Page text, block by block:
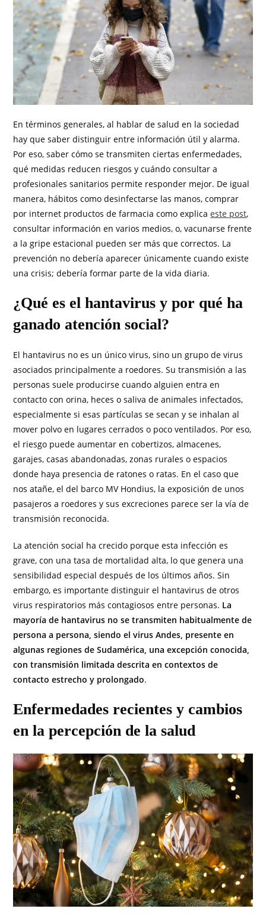
En términos generales, al hablar de salud en la sociedad
hay que saber distinguir entre información útil y alarma.
Por eso, saber cómo se transmiten ciertas enfermedades,
qué medidas reducen riesgos y cuándo consultar a
profesionales sanitarios permite responder mejor. De igual
manera, hábitos como desinfectarse las manos, comprar
por internet productos de farmacia como explicaeste post,
consultar información en varios medios, o, vacunarse frente
a la gripe estacional pueden ser más que correctos. La
prevención no debería aparecer únicamente cuando existe
una crisis; debería formar parte de la vida diaria.
¿Qué es el hantavirus y por qué ha
ganado atención social?
El hantavirus no es un único virus, sino un grupo de virus
asociados principalmente a roedores. Su transmisión a las
personas suele producirse cuando alguien entra en
contacto con orina, heces o saliva de animales infectados,
especialmente si esas partículas se secan y se inhalan al
mover polvo en lugares cerrados o poco ventilados. Por eso,
el riesgo puede aumentar en cobertizos, almacenes,
garajes, casas abandonadas, zonas rurales o espacios
donde haya presencia de ratones o ratas. En el caso que
nos atañe, el del barco MV Hondius, la exposición de unos
pasajeros a roedores y sus excreciones parece ser la vía de
transmisión reconocida.
La atención social ha crecido porque esta infección es
grave, con una tasa de mortalidad alta, lo que genera una
sensibilidad especial después de los últimos años. Sin
embargo, es importante distinguir el hantavirus de otros
virus respiratorios más contagiosos entre personas. La
mayoría de hantavirus no se transmiten habitualmente de
persona a persona, siendo el virus Andes, presente en
algunas regiones de Sudamérica, una excepción conocida,
con transmisión limitada descrita en contextos de
contacto estrecho y prolongado.
Enfermedades recientes y cambios
en la percepción de la salud